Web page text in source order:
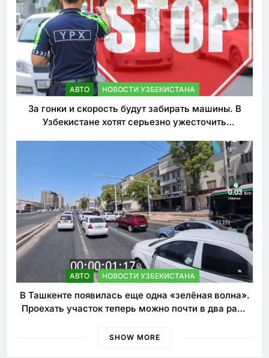
АВТО НОВОСТИ УЗБЕКИСТАНА
За гонки и скорость будут забирать машины. В
Узбекистане хотят серьезно ужесточить
АВТО НОВОСТИ УЗБЕКИСТАНА
В Ташкенте появилась еще одна «зелёная волна».
Проехать участок теперь можно почти в два раза
SHOW MORE